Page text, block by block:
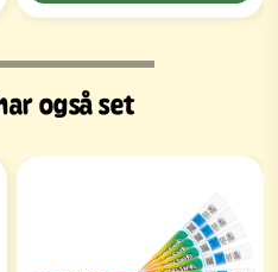
også set